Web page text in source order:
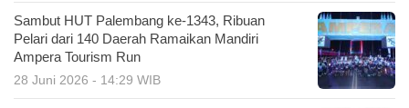
Sambut HUT Palembang ke-1343, Ribuan
Pelari dari 140 Daerah Ramaikan Mandiri
Ampera Tourism Run
28 Juni 2026 - 14:29 WIB